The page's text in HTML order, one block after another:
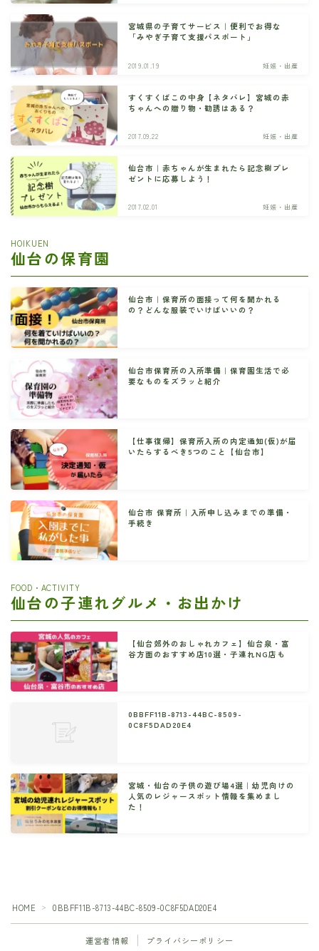
宮城県の子育てサービス｜便利でお得な
「みやぎ子育て支援パスポート」
2019.01.19 妊娠・出産
すくすくばこの中身【ネタバレ】宮城の赤
ちゃんへの贈り物・勧誘はある？
2017.09.22 妊娠・出産
仙台市｜赤ちゃんが生まれたら記念樹プレ
ゼントに応募しよう！
2017.02.01 妊娠・出産
HOIKUEN
仙台の保育園
仙台市｜保育所の面接って何を聞かれる
の？どんな服装でいけばいいの？
仙台市保育所の入所準備｜保育園生活で必
要なものをズラッと紹介
【仕事復帰】保育所入所の内定通知(仮)が届
いたらするべき5つのこと【仙台市】
仙台市 保育所｜入所申し込みまでの準備・
手続き
FOOD・ACTIVITY
仙台の子連れグルメ・お出かけ
【仙台郊外のおしゃれカフェ】仙台泉・富
谷方面のおすすめ店10選・子連れNG店も
0BBFF11B-8713-44BC-8509-
0C8F5DAD20E4
宮城・仙台の子供の遊び場4選｜幼児向けの
人気のレジャースポット情報を集めまし
た！
HOME ＞ 0BBFF11B-8713-44BC-8509-0C8F5DAD20E4
運営者情報 プライバシーポリシー